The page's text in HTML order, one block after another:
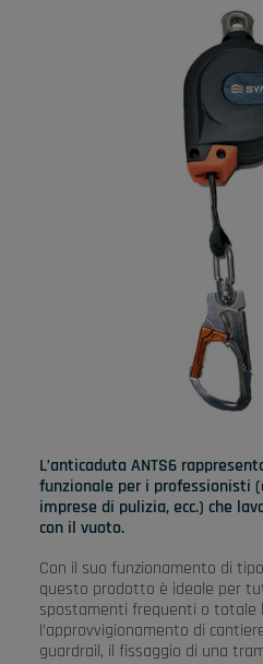
L’anticaduta ANTS6
funzionale per i professionisti
imprese di pulizia, ecc.) che
con il vuoto.
Con il suo funzionamento di
questo prodotto è ideale per
spostamenti frequenti o totale
l’approvvigionamento di
guardrail, il fissaggio di una